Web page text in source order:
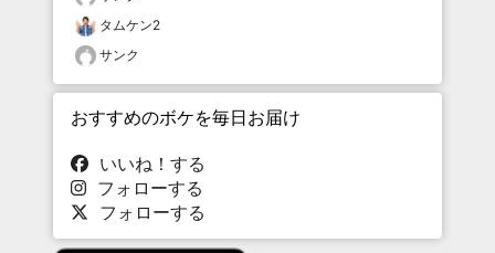
タムケン2
サンク
おすすめのボケを毎日お届け
いいね！する
フォローする
フォローする